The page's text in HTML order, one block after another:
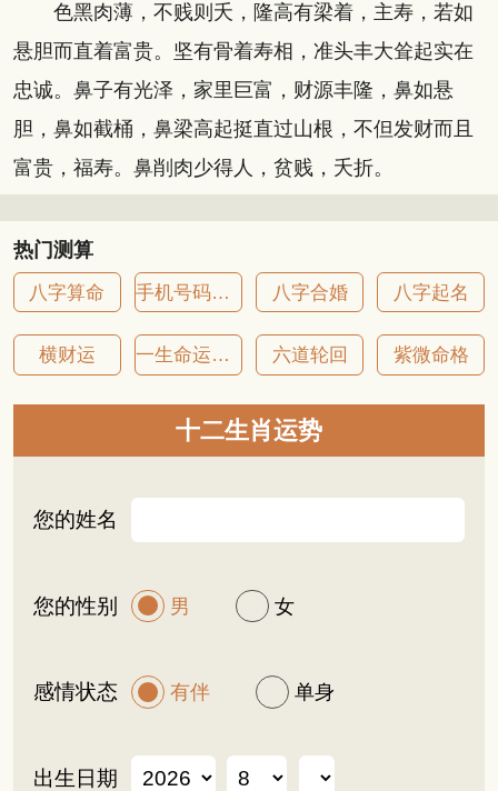
色黑肉薄，不贱则夭，隆高有梁着，主寿，若如
悬胆而直着富贵。坚有骨着寿相，准头丰大耸起实在
忠诚。鼻子有光泽，家里巨富，财源丰隆，鼻如悬
胆，鼻如截桶，鼻梁高起挺直过山根，不但发财而且
富贵，福寿。鼻削肉少得人，贫贱，夭折。
热门测算
八字算命 手机号码吉凶 八字合婚 八字起名
横财运 一生命运详批 六道轮回 紫微命格
十二生肖运势
您的姓名
您的性别 男 女
感情状态 有伴 单身
出生日期